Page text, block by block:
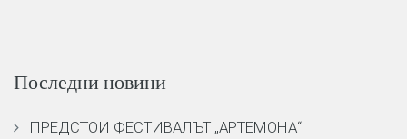
Последни новини
ПРЕДСТОИ ФЕСТИВАЛЪТ „АРТЕМОНА“